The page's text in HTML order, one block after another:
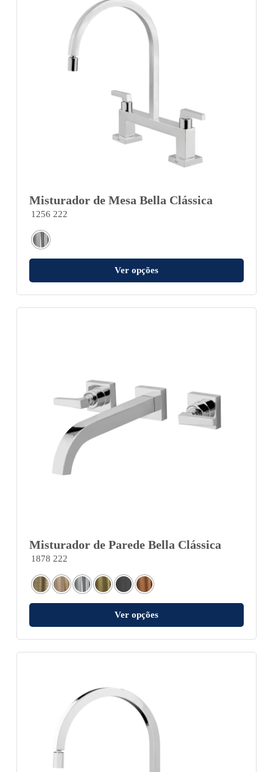
Misturador de Mesa Bella Clássica
1256 222
Ver opções
Misturador de Parede Bella Clássica
1878 222
Ver opções